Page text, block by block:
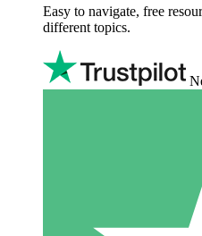
Easy to navigate, free
different topics.